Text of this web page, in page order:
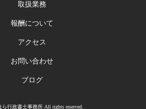
取扱業務
報酬について
アクセス
お問い合わせ
ブログ
行政書士事務所 All rights reserved.